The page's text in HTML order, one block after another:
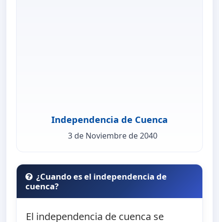
Independencia de Cuenca
3 de Noviembre de 2040
¿Cuando es el independencia de
cuenca?
El independencia de cuenca se